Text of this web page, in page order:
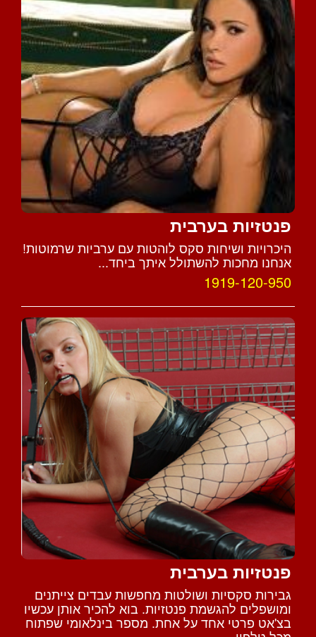
פנטזיות בערבית
היכרויות ושיחות סקס לוהטות עם ערביות שרמוטות!
אנחנו מחכות להשתולל איתך ביחד...
1919-120-950
פנטזיות בערבית
גבירות סקסיות ושולטות מחפשות עבדים צייתנים
ומושפלים להגשמת פנטזיות. בוא להכיר אותן עכשיו
בצ'אט פרטי אחד על אחת. מספר בינלאומי שפתוח